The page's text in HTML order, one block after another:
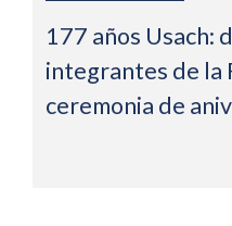
177 años Usach:
integrantes de la
ceremonia de